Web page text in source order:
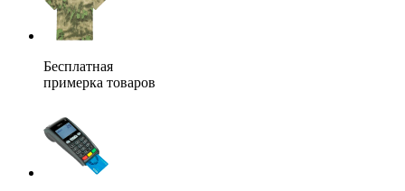
Бесплатная
примерка товаров